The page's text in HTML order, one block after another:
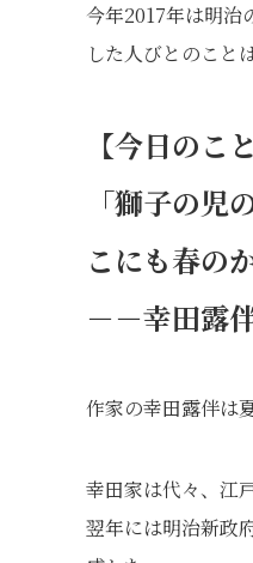
今年2017年は明治
した人びとのこと
【今日のこ
「獅子の
こにも春の
－－幸田露
作家の幸田露伴は
幸田家は代々、江
翌年には明治新政